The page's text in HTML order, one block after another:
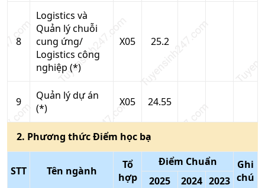
8
Logistics và
Quản lý chuỗi
cung ứng/
Logistics công
nghiệp (*)
X05 25.2
9
Quản lý dự án
(*)
X05 24.55
2. Phương thứcĐiểm học bạ
STT Tên ngành
Tổ
hợp
Điểm Chuẩn
Ghi
chú
2025 2024 2023